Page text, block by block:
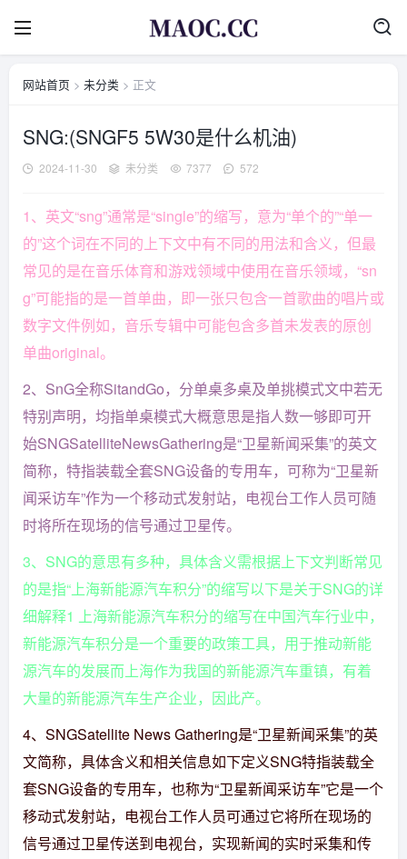
网站首页 > 未分类 > 正文
SNG:(SNGF5 5W30是什么机油)
2024-11-30 未分类 7377 572
1、英文“sng”通常是“single”的缩写，意为“单个的”“单一
的”这个词在不同的上下文中有不同的用法和含义，但最
常见的是在音乐体育和游戏领域中使用在音乐领域，“sn
g”可能指的是一首单曲，即一张只包含一首歌曲的唱片或
数字文件例如，音乐专辑中可能包含多首未发表的原创
单曲original。
2、SnG全称SitandGo，分单桌多桌及单挑模式文中若无
特别声明，均指单桌模式大概意思是指人数一够即可开
始SNGSatelliteNewsGathering是“卫星新闻采集”的英文
简称，特指装载全套SNG设备的专用车，可称为“卫星新
闻采访车”作为一个移动式发射站，电视台工作人员可随
时将所在现场的信号通过卫星传。
3、SNG的意思有多种，具体含义需根据上下文判断常见
的是指“上海新能源汽车积分”的缩写以下是关于SNG的详
细解释1 上海新能源汽车积分的缩写在中国汽车行业中，
新能源汽车积分是一个重要的政策工具，用于推动新能
源汽车的发展而上海作为我国的新能源汽车重镇，有着
大量的新能源汽车生产企业，因此产。
4、SNGSatellite News Gathering是“卫星新闻采集”的英
文简称，具体含义和相关信息如下定义SNG特指装载全
套SNG设备的专用车，也称为“卫星新闻采访车”它是一个
移动式发射站，电视台工作人员可通过它将所在现场的
信号通过卫星传送到电视台，实现新闻的实时采集和传